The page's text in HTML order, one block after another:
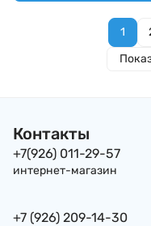
1
Контакты
+7(926) 011-29-57
интернет-магазин
+7 (926) 209-14-30